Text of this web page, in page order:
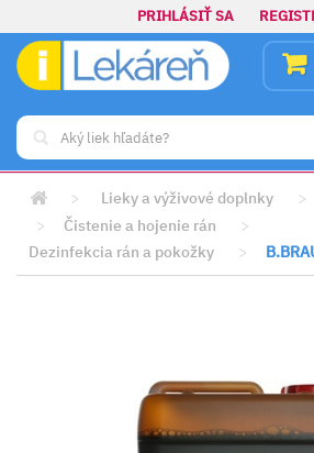
PRIHLÁSIŤ SA
> Lieky a výživové doplnky >
>
Čistenie a hojenie rán
>
Dezinfekcia rán a pokožky
>